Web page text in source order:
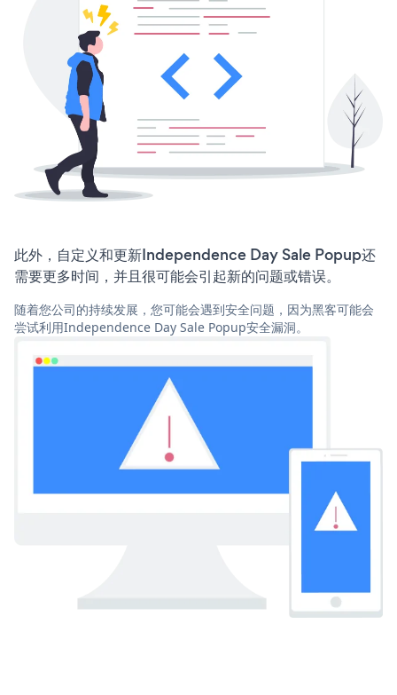
此外，自定义和更新Independence Day Sale Popup还
需要更多时间，并且很可能会引起新的问题或错误。
随着您公司的持续发展，您可能会遇到安全问题，因为黑客可能会
尝试利用Independence Day Sale Popup安全漏洞。